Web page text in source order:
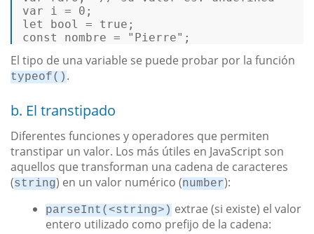
var i = 0
let
bool = true
const
nombre = "Pierre" ;
El tipo de una variable se puede probar por la función
typeof() .
b. El transtipado
Diferentes funciones y operadores que permiten
transtipar un valor. Los más útiles en JavaScript son
aquellos que transforman una cadena de caracteres
(string) en un valor numérico (number):
parseInt(<string>) extrae (si existe) el valor
entero utilizado como prefijo de la cadena: